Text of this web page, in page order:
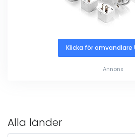
Klicka för omvandlare
Annons
Alla länder